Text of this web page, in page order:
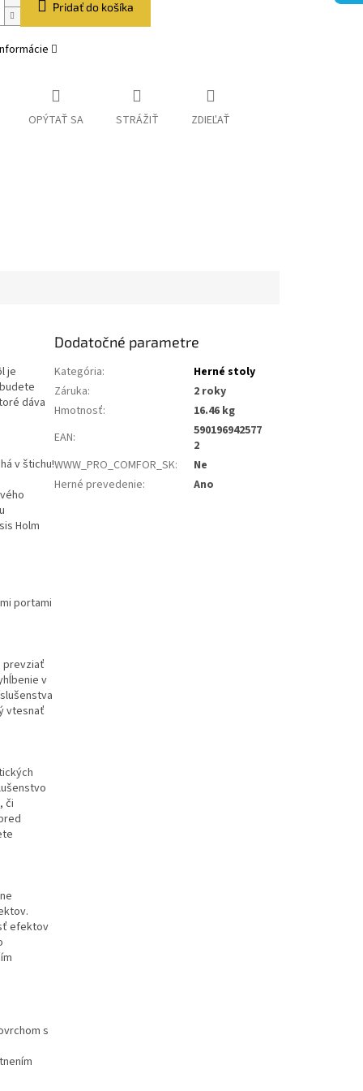
Pridať do košíka
OPÝTAŤ SA STRÁŽIŤ ZDIEĽAŤ
je
dáva
v štichu!
Holm
portami
prevziať
v
vtesnať
či
efektov
s
Dodatočné parametre
Kategória:
Herné stoly
Záruka:
2 roky
Hmotnosť:
16.46 kg
EAN:
590196942577
2
WWW_PRO_COMFOR_SK:
Ne
Herné prevedenie: Ano